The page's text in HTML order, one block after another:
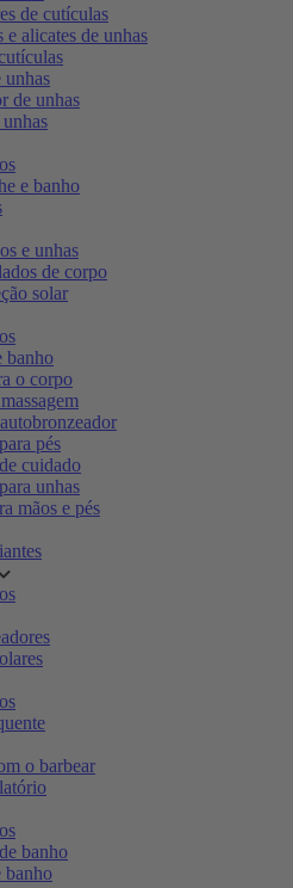
de cutículas
e alicates de unhas
unhas
de unhas
e banho
e unhas
de corpo
solar
banho
o corpo
pés
cuidado
unhas
mãos e pés
o barbear
banho
banho